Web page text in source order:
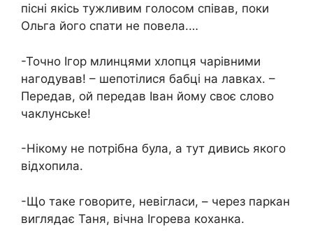
пісні якісь тужливим голосом співав, поки
Ольга його спати не повела.…
-Точно Ігор млинцями хлопця чарівними
нагодував! – шепотілися бабці на лавках. –
Передав, ой передав Іван йому своє слово
чаклунське!
-Нікому не потрібна була, а тут дивись якого
відхопила.
-Що таке говорите, невігласи, – через паркан
виглядає Таня, вічна Ігорева коханка.